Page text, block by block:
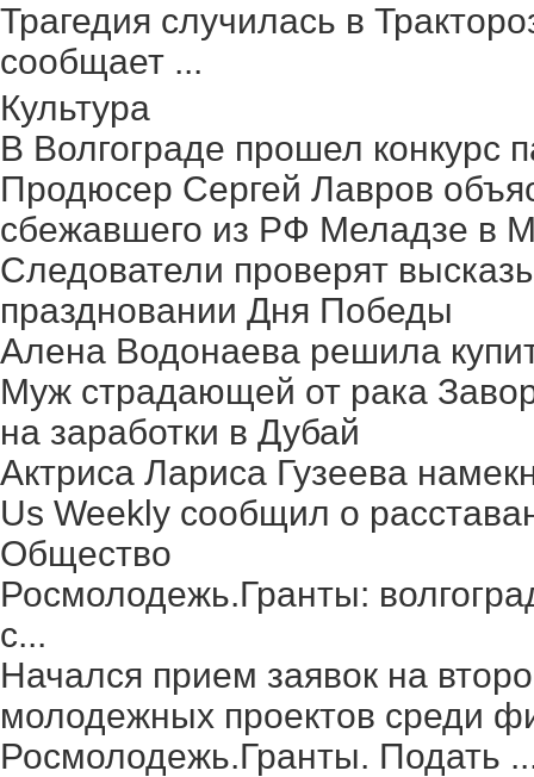
Трагедия случилась в
сообщает ...
Культура
В Волгограде прошел конкурс
Продюсер Сергей Лавров
сбежавшего из РФ Меладзе в
Следователи проверят
праздновании Дня Победы
Алена Водонаева решила
Муж страдающей от рака
на заработки в Дубай
Актриса Лариса Гузеева
Us Weekly сообщил о
Общество
Росмолодежь.Гранты:
с...
Начался прием заявок на
молодежных проектов среди
Росмолодежь.Гранты. Подать